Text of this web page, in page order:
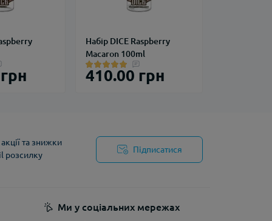
Набір DICE Raspberry
Macaron 100ml
410.00 грн
та знижки
розсилку
Підписатися
Ми у соціальних мережах